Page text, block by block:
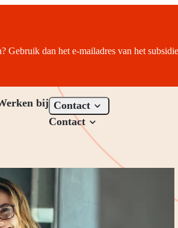
Gebruik dan het e-mailadres van het
bij Contact
Contact